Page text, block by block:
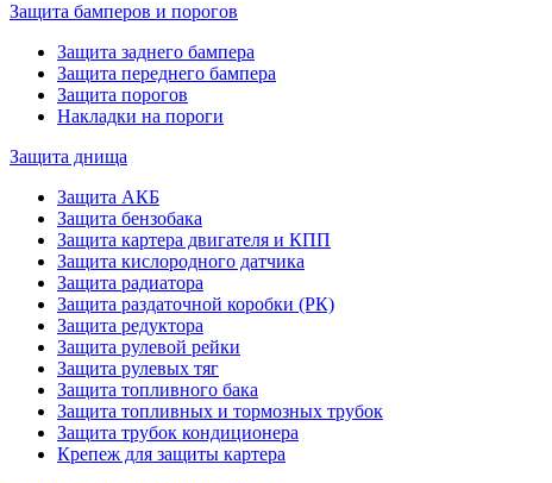
Защита бамперов и порогов
Защита заднего бампера
Защита переднего бампера
Защита порогов
Накладки на пороги
Защита днища
Защита АКБ
Защита бензобака
Защита картера двигателя и КПП
Защита кислородного датчика
Защита радиатора
Защита раздаточной коробки (РК)
Защита редуктора
Защита рулевой рейки
Защита рулевых тяг
Защита топливного бака
Защита топливных и тормозных трубок
Защита трубок кондиционера
Крепеж для защиты картера